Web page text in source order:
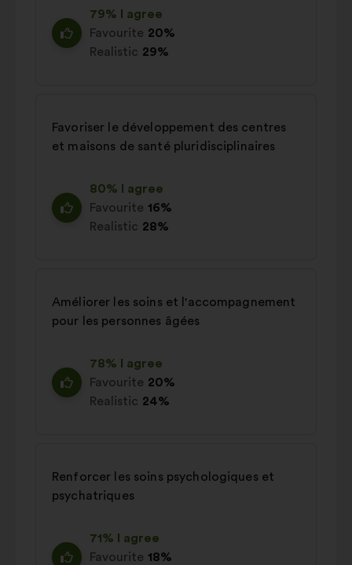
79% I agree
Favourite 20%
Realistic 29%
Favoriser le développement des centres
et maisons de santé pluridisciplinaires
80% I agree
Favourite 16%
Realistic 28%
Améliorer les soins et l'accompagnement
pour les personnes âgées
78% I agree
Favourite 20%
Realistic 24%
Renforcer les soins psychologiques et
psychatriques
71% I agree
Favourite 18%